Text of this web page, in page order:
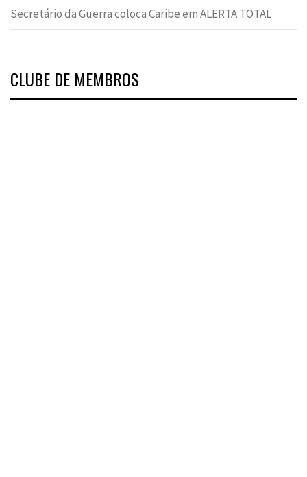
Secretário da Guerra coloca Caribe em ALERTA TOTAL
CLUBE DE MEMBROS